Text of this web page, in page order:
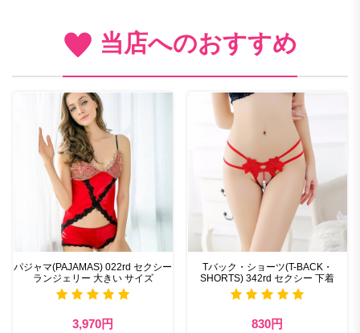
当店へのおすすめ
パジャマ(PAJAMAS) 022rd セクシー
ランジェリー 大きい サイズ
3,970円
Tバック・ショーツ(T-BACK・
SHORTS) 342rd セクシー 下着
830円